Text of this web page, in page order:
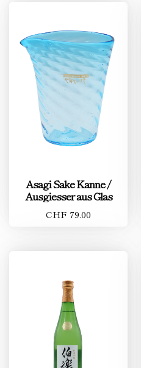
Asagi Sake Kanne /
Ausgiesser aus Glas
CHF 79.00